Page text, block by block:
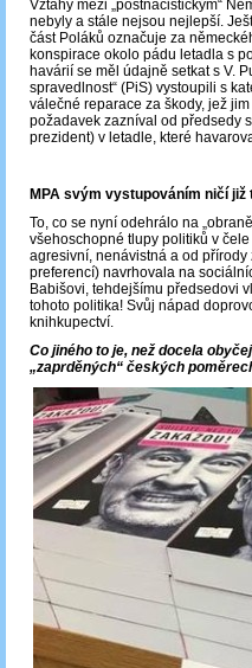
Vztahy mezi „postnacistickým“
nebyly a stále nejsou nejlepší.
část Poláků označuje za
konspirace okolo pádu letadla s
havárií se měl údajně setkat s V.
spravedlnost“ (PiS) vystoupili s
válečné reparace za škody, jež
požadavek zazníval od předsedy
prezident) v letadle, které
MPA svým vystupováním ničí již
To, co se nyní odehrálo na
všehoschopné tlupy politiků v
agresivní, nenávistná a od
preferencí) navrhovala na
Babišovi, tehdejšímu předsedovi
tohoto politika! Svůj nápad
knihkupectví.
Co jiného to je, než docela
„zaprděných“ českých